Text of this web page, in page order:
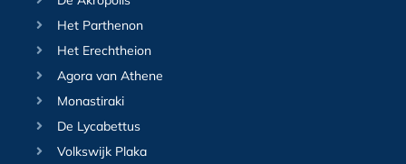
Het Parthenon
Het Erechtheion
Agora van Athene
Monastiraki
De Lycabettus
Volkswijk Plaka